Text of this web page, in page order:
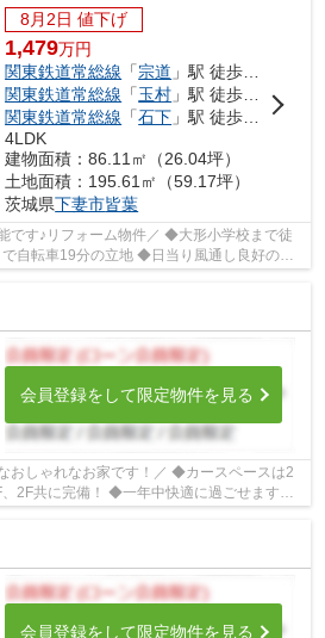
8月2日 値下げ
1,479万円
関東鉄道常総線 「宗道 」駅 徒歩54分
関東鉄道常総線 「玉村 」駅 徒歩62分
関東鉄道常総線 「石下 」駅 徒歩67分
4LDK
建物面積：86.11㎡（26.04坪）
土地面積：195.61㎡（59.17坪）
茨城県下妻市皆葉
ォーム物件／ ◆大形小学校まで徒
自転車19分の立地 ◆日当り風通し良好の角
会員登録をして限定物件を見る
なお家です！／ ◆カースペースは2
2F共に完備！ ◆一年中快適に過ごせます！
社がたくさんあって...
会員登録をして限定物件を見る